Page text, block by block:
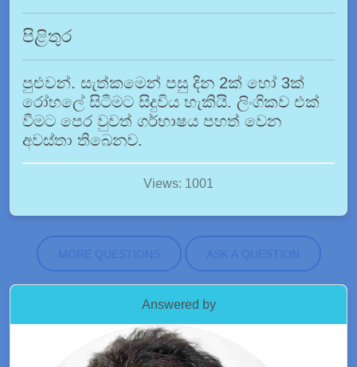
පිළිතුර
පුළුවන්. සැත්කමෙන් පසු දින 2ක් හෝ 3ක්
රෝහලේ සිටීමට සිදුවිය හැකියි. ලිංගිකව එක්
වීමට පෙර වුවත් ගර්භාෂය පහත් වෙන
අවස්තා තිබෙනව.
Views: 1001
MORE QUESTIONS ASK A QUESTION
Answered by